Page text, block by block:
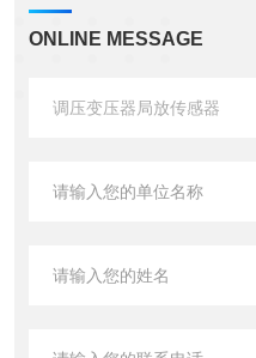
ONLINE MESSAGE